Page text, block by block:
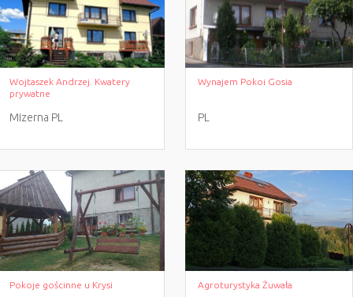
Wojtaszek Andrzej. Kwatery
prywatne
Mizerna PL
Wynajem Pokoi Gosia
PL
Pokoje gościnne u Krysi Agroturystyka Żuwała